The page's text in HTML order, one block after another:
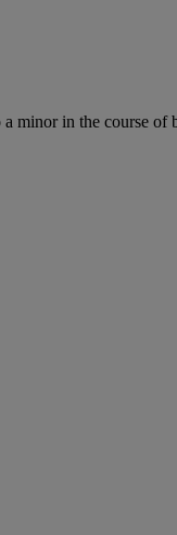
a minor in the